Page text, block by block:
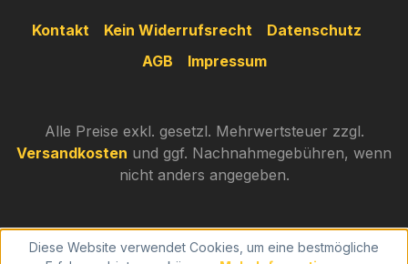
Kontakt Kein Widerrufsrecht
Datenschutz
AGB
Impressum
Alle Preise exkl. gesetzl. Mehrwertsteuer zzgl.
Versandkosten und ggf. Nachnahmegebühren, wenn
nicht anders angegeben.
Diese Website verwendet Cookies, um eine bestmögliche